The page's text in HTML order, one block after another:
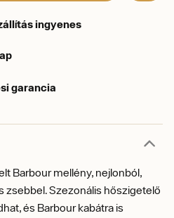
ingyenes
garancia
Barbour mellény, nejlonból,
zsebbel. Szezonális hőszigetelő
és Barbour kabátra is